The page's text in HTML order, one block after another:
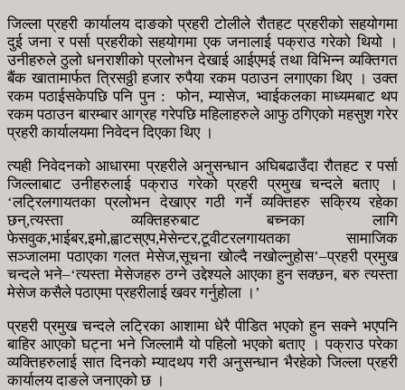
जिल्ला प्रहरी कार्यालय दाङको प्रहरी टोलीले रौतहट प्रहरीको सहयोगमा
दुई जना र पर्सा प्रहरीको सहयोगमा एक जनालाई पक्राउ गरेको थियो ।
उनीहरुले ठुलो धनराशीको प्रलोभन देखाई आईएमई तथा विभिन्न व्यक्तिगत
बैंक खातामार्फत त्रिसठ्ठी हजार रुपैया रकम पठाउन लगाएका थिए । उक्त
रकम पठाईसकेपछि पनि पुन : फोन, म्यासेज, भ्वाईकलका माध्यमबाट थप
रकम पठाउन बारम्बार आग्रह गरेपछि महिलाहरुले आफु ठगिएको महसुश गरेर
प्रहरी कार्यालयमा निवेदन दिएका थिए ।
त्यही निवेदनको आधारमा प्रहरीले अनुसन्धान अघिबढाउँदा रौतहट र पर्सा
जिल्लाबाट उनीहरुलाई पक्राउ गरेको प्रहरी प्रमुख चन्दले बताए ।
‘लट्रिलगायतका प्रलोभन देखाएर गठी गर्ने व्यक्तिहरु सक्रिय रहेका
छन्,त्यस्ता व्यक्तिहरुबाट बच्नका लागि
फेसवुक,भाईबर,इमो,ह्वाटस्एप,मेसेन्टर,टूवीटरलगायतका सामाजिक
सञ्जालमा पठाएका गलत मेसेज,सूचना खोल्दै नखोल्नुहोस’–प्रहरी प्रमुख
चन्दले भने–‘त्यस्ता मेसेजहरु ठग्ने उद्देश्यले आएका हुन सक्छन, बरु त्यस्ता
मेसेज कसैले पठाएमा प्रहरीलाई खवर गर्नुहोला ।’
प्रहरी प्रमुख चन्दले लट्रिका आशामा धेरै पीडित भएको हुन सक्ने भएपनि
बाहिर आएको घट्ना भने जिल्लामै यो पहिलो भएको बताए । पक्राउ परेका
व्यक्तिहरुलाई सात दिनको म्यादथप गरी अनुसन्धान भैरहेको जिल्ला प्रहरी
कार्यालय दाङले जनाएको छ ।